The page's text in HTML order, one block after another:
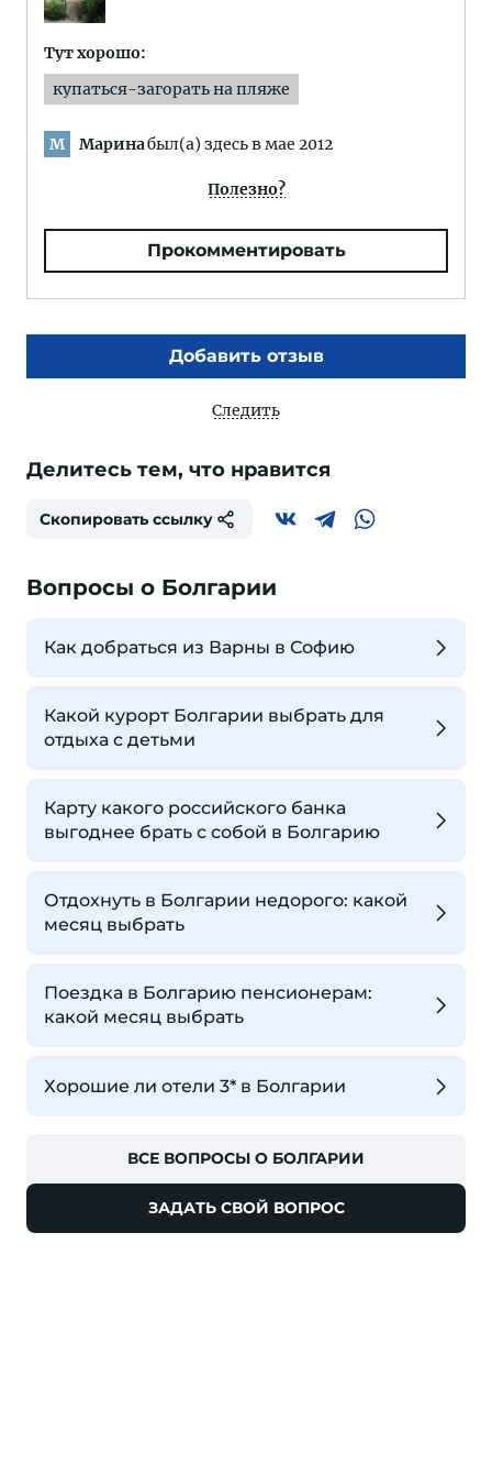
Тут хорошо:
купаться-загорать на пляже
М Маринабыл(а) здесь в мае 2012
Полезно?
Прокомментировать
Добавить отзыв
Следить
Делитесь тем, что нравится
Скопировать ссылку
Вопросы о Болгарии
Как добраться из Варны в Софию
Какой курорт Болгарии выбрать для
отдыха с детьми
Карту какого российского банка
выгоднее брать с собой в Болгарию
Отдохнуть в Болгарии недорого: какой
месяц выбрать
Поездка в Болгарию пенсионерам:
какой месяц выбрать
Хорошие ли отели 3* в Болгарии
ВСЕ ВОПРОСЫ О БОЛГАРИИ
ЗАДАТЬ СВОЙ ВОПРОС